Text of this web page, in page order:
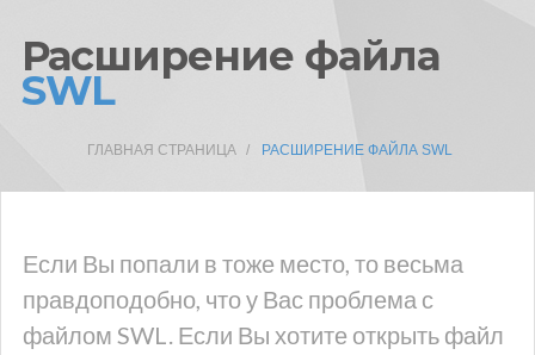
Расширение файла
SWL
ГЛАВНАЯ СТРАНИЦА РАСШИРЕНИЕ ФАЙЛА SWL
Если Вы попали в тоже место, то весьма
правдоподобно, что у Вас проблема с
файлом SWL. Если Вы хотите открыть файл